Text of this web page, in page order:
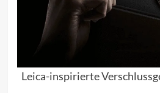
Leica-inspirierte